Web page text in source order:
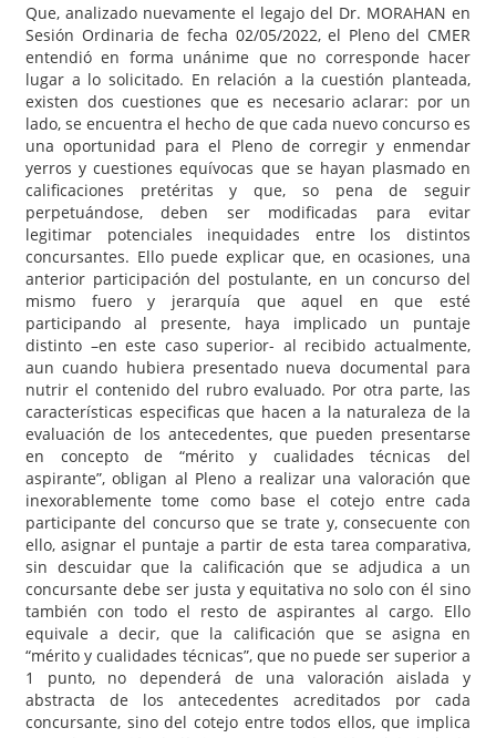
Que, analizado nuevamente el legajo del Dr. MORAHAN en
Sesión Ordinaria de fecha 02/05/2022, el Pleno del CMER
entendió en forma unánime que no corresponde hacer
lugar a lo solicitado. En relación a la cuestión planteada,
existen dos cuestiones que es necesario aclarar: por un
lado, se encuentra el hecho de que cada nuevo concurso es
una oportunidad para el Pleno de corregir y enmendar
yerros y cuestiones equívocas que se hayan plasmado en
calificaciones pretéritas y que, so pena de seguir
perpetuándose, deben ser modificadas para evitar
legitimar potenciales inequidades entre los distintos
concursantes. Ello puede explicar que, en ocasiones, una
anterior participación del postulante, en un concurso del
mismo fuero y jerarquía que aquel en que esté
participando al presente, haya implicado un puntaje
distinto –en este caso superior- al recibido actualmente,
aun cuando hubiera presentado nueva documental para
nutrir el contenido del rubro evaluado. Por otra parte, las
características especificas que hacen a la naturaleza de la
evaluación de los antecedentes, que pueden presentarse
en concepto de “mérito y cualidades técnicas del
aspirante”, obligan al Pleno a realizar una valoración que
inexorablemente tome como base el cotejo entre cada
participante del concurso que se trate y, consecuente con
ello, asignar el puntaje a partir de esta tarea comparativa,
sin descuidar que la calificación que se adjudica a un
concursante debe ser justa y equitativa no solo con él sino
también con todo el resto de aspirantes al cargo. Ello
equivale a decir, que la calificación que se asigna en
“mérito y cualidades técnicas”, que no puede ser superior a
1 punto, no dependerá de una valoración aislada y
abstracta de los antecedentes acreditados por cada
concursante, sino del cotejo entre todos ellos, que implica